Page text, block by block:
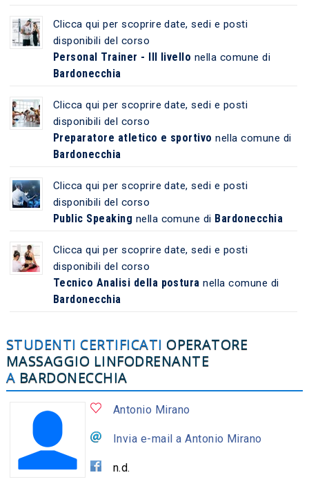
Clicca qui per scoprire date, sedi e posti
disponibili del corso
Personal Trainer - III livello nella comune di
Bardonecchia
Clicca qui per scoprire date, sedi e posti
disponibili del corso
Preparatore atletico e sportivo nella comune di
Bardonecchia
Clicca qui per scoprire date, sedi e posti
disponibili del corso
Public Speaking nella comune di Bardonecchia
Clicca qui per scoprire date, sedi e posti
disponibili del corso
Tecnico Analisi della postura nella comune di
Bardonecchia
STUDENTI CERTIFICATIOPERATORE
MASSAGGIO LINFODRENANTE
A BARDONECCHIA
Antonio Mirano
Invia e-mail a Antonio Mirano
n.d.